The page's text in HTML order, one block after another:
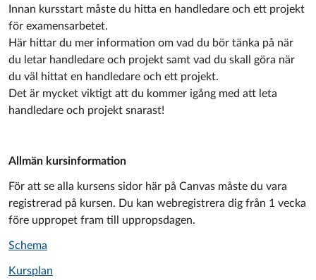
Innan kursstart måste du hitta en handledare och ett projekt
för examensarbetet.
Här hittar du mer information om vad du bör tänka på när
du letar handledare och projekt samt vad du skall göra när
du väl hittat en handledare och ett projekt.
Det är mycket viktigt att du kommer igång med att leta
handledare och projekt snarast!
Allmän kursinformation
För att se alla kursens sidor här på Canvas måste du vara
registrerad på kursen. Du kan webregistrera dig från 1 vecka
före uppropet fram till uppropsdagen.
Schema
Kursplan